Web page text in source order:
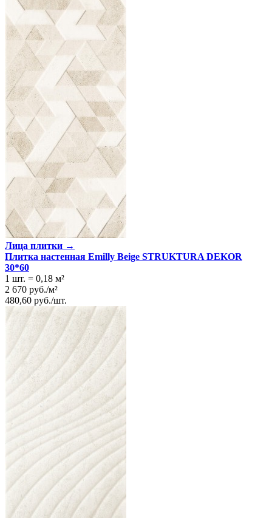
Лица плитки →
Плитка настенная Emilly Beige STRUKTURA DEKOR
30*60
1 шт. = 0,18 м²
2 670 руб./м²
480,60 руб./шт.